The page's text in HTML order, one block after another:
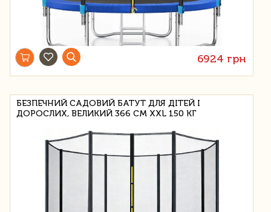
6924 грн
БЕЗПЕЧНИЙ САДОВИЙ БАТУТ ДЛЯ ДІТЕЙ І
ДОРОСЛИХ, ВЕЛИКИЙ 366 СМ XXL 150 КГ